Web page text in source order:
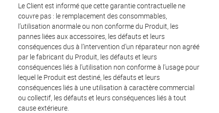
Le Client est informé que cette garantie contractuelle ne
couvre pas : le remplacement des consommables,
l’utilisation anormale ou non conforme du Produit, les
pannes liées aux accessoires, les défauts et leurs
conséquences dus à l’intervention d’un réparateur non agréé
par le fabricant du Produit, les défauts et leurs
conséquences liés à l’utilisation non conforme à l’usage pour
lequel le Produit est destiné, les défauts et leurs
conséquences liés à une utilisation à caractère commercial
ou collectif, les défauts et leurs conséquences liés à tout
cause extérieure.